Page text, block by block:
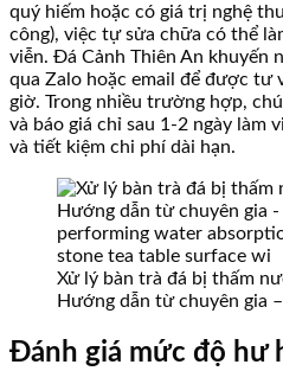
quý hiếm hoặc có giá trị nghệ
công), việc tự sửa chữa có thể
viễn. Đá Cảnh Thiên An khuyến
qua Zalo hoặc email để được tư
giờ. Trong nhiều trường hợp,
và báo giá chỉ sau 1-2 ngày làm
và tiết kiệm chi phí dài hạn.
Xử lý bàn trà đá bị thấm
Hướng dẫn từ chuyên gia
Đánh giá mức độ hư